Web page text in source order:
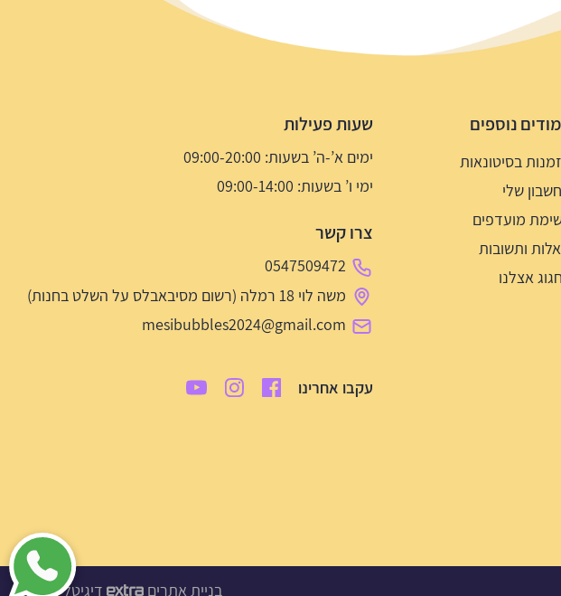
נוספים
בסיטונאות
שלי
מועדפים
ותשובות
אצלנו
שעות פעילות
ימים א’-ה’ בשעות: 09:00-20:00
ימי ו’ בשעות: 09:00-14:00
צרו קשר
0547509472
משה לוי 18 רמלה (רשום מסיבאבלס על השלט בחנות)
mesibubbles2024@gmail.com
עקבו אחרינו
בניית אתרים דיגיטל